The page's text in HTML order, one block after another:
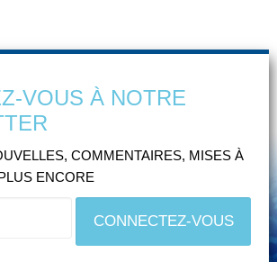
VOUS À NOTRE
COMMENTAIRES, MISES À
ENCORE